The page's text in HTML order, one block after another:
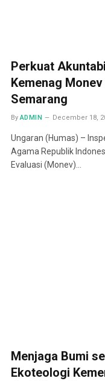
Perkuat
Kemenag
Semarang
By ADMIN December 18,
Ungaran (Humas) –
Agama Republik
Evaluasi (Monev)…
Menjaga Bumi
Ekoteologi